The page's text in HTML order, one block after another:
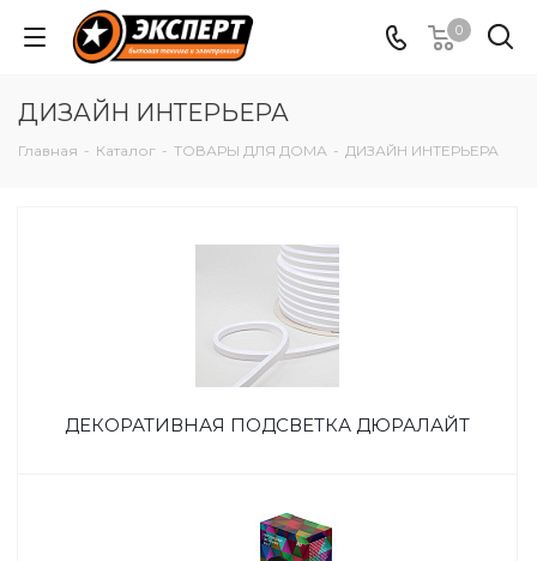
0
ДИЗАЙН ИНТЕРЬЕРА
Главная - Каталог - ТОВАРЫ ДЛЯ ДОМА - ДИЗАЙН ИНТЕРЬЕРА
ДЕКОРАТИВНАЯ ПОДСВЕТКА ДЮРАЛАЙТ